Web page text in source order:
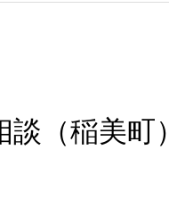
（稲美町）